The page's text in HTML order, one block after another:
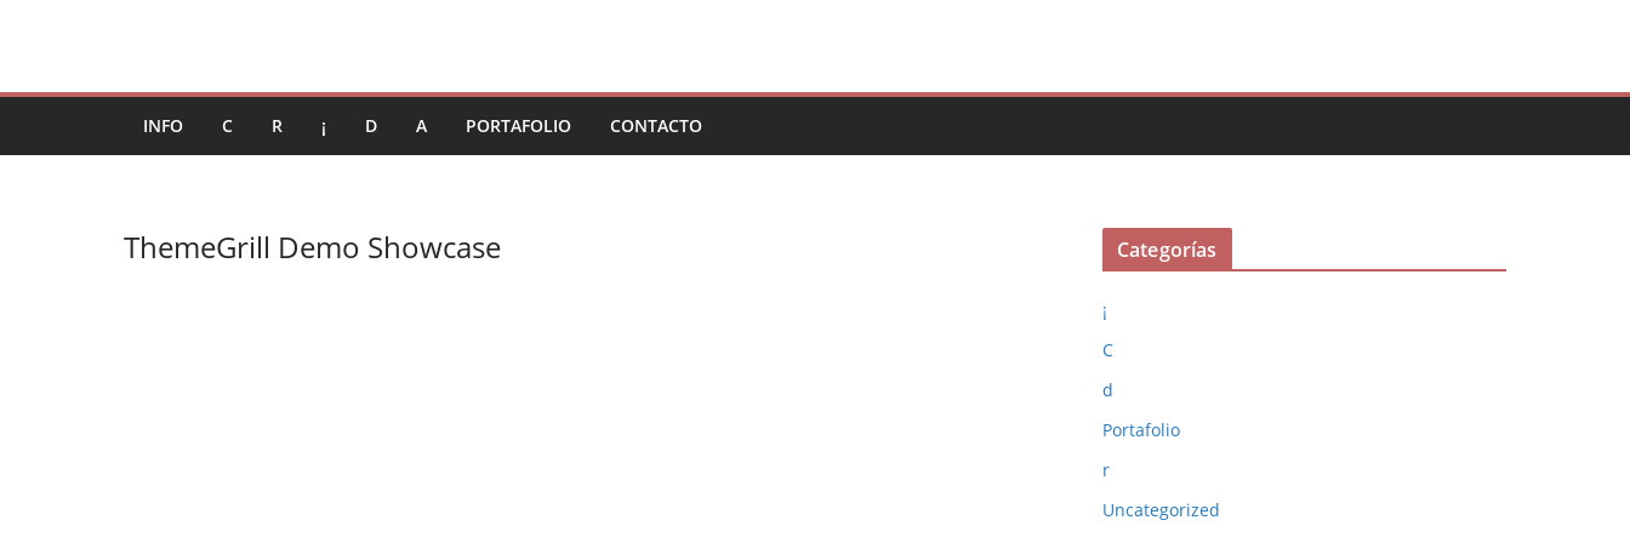
INFO C R ¡ D A PORTAFOLIO CONTACTO
ThemeGrill Demo Showcase Categorías
¡
C
d
Portafolio
r
Uncategorized